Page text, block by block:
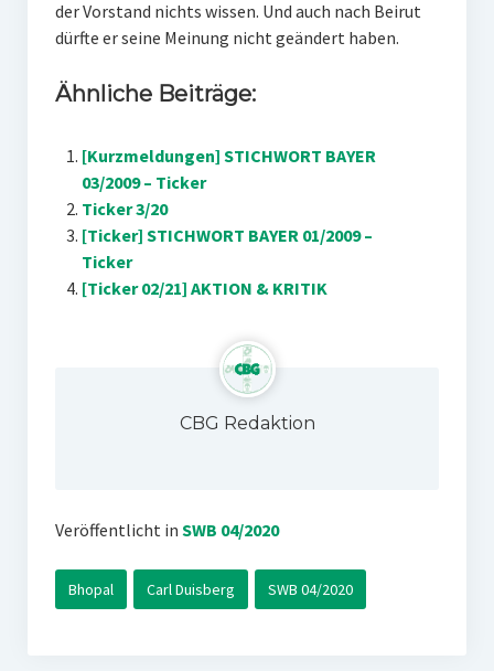
der Vorstand nichts wissen. Und auch nach Beirut
dürfte er seine Meinung nicht geändert haben.
Ähnliche Beiträge:
[Kurzmeldungen] STICHWORT BAYER
03/2009 – Ticker
Ticker 3/20
[Ticker] STICHWORT BAYER 01/2009 –
Ticker
[Ticker 02/21] AKTION & KRITIK
CBG Redaktion
Veröffentlicht in SWB 04/2020
Bhopal Carl Duisberg SWB 04/2020